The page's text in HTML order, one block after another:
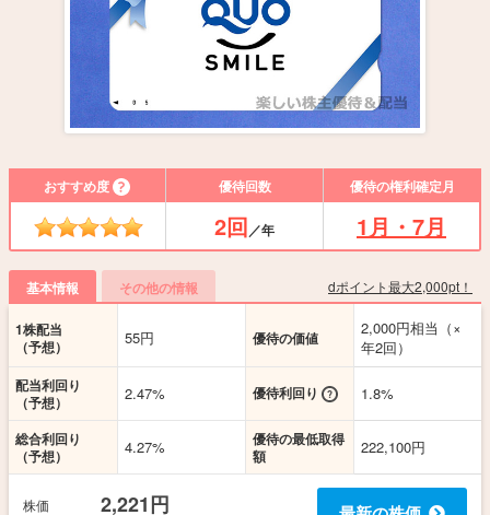
おすすめ度 優待回数 優待の権利確定月
2回／年 1月・7月
基本情報 その他の情報 dポイント最大2,000pt！
1株配当
（予想）
55円 優待の価値
2,000円相当（×
年2回）
配当利回り
（予想）
2.47% 優待利回り 1.8%
総合利回り
（予想）
4.27%
優待の最低取得
額
222,100円
株価 2,221円